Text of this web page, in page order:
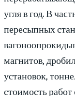
угля в год. В
пересыпных
магнитов,
установок,
стоимость